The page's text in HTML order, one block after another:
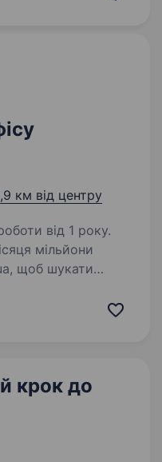
км від центру
від 1 року.
щоб шукати
людей та офіси
крок до